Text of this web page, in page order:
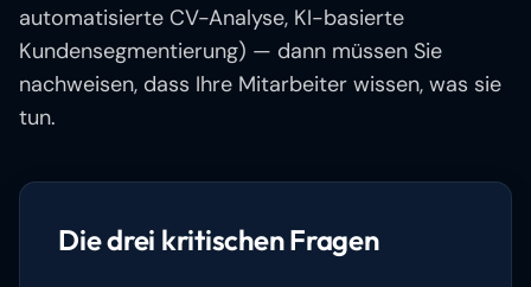
automatisierte CV-Analyse, KI-basierte
Kundensegmentierung) — dann müssen Sie
nachweisen, dass Ihre Mitarbeiter wissen, was sie
tun.
Die drei kritischen Fragen